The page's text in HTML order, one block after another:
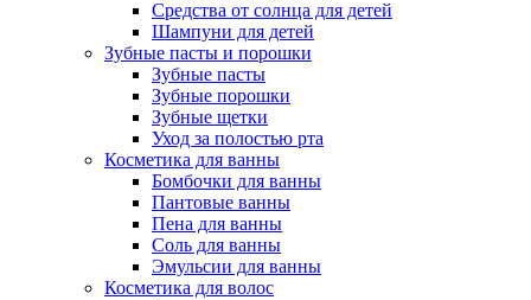
Средства от солнца для детей
Шампуни для детей
Зубные пасты и порошки
Зубные пасты
Зубные порошки
Зубные щетки
Уход за полостью рта
Косметика для ванны
Бомбочки для ванны
Пантовые ванны
Пена для ванны
Соль для ванны
Эмульсии для ванны
Косметика для волос